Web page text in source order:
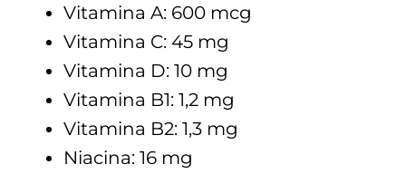
Vitamina A: 600 mcg
Vitamina C: 45 mg
Vitamina D: 10 mg
Vitamina B1: 1,2 mg
Vitamina B2: 1,3 mg
Niacina: 16 mg